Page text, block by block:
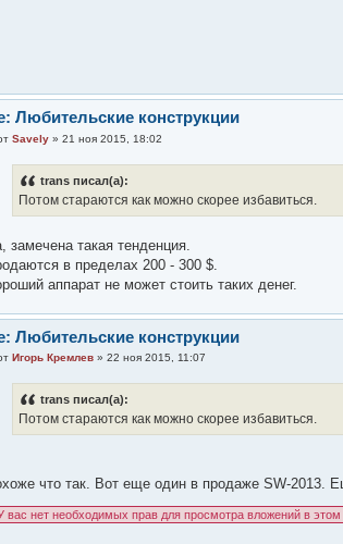
Любительские конструкции
Savely» 21 ноя 2015, 18:02
trans писал(а):
Потом стараются как можно скорее избавиться.
замечена такая тенденция.
в пределах 200 - 300 $.
аппарат не может стоить таких денег.
Любительские конструкции
Игорь Кремлев» 22 ноя 2015, 11:07
trans писал(а):
Потом стараются как можно скорее избавиться.
что так. Вот еще один в продаже SW-2013.
вас нет необходимых прав для просмотра вложений в этом